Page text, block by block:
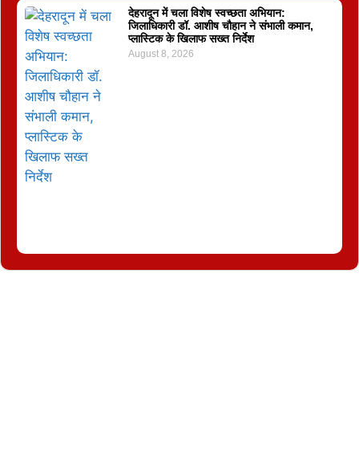
देहरादून में चला विशेष स्वच्छता अभियान:
जिलाधिकारी डॉ. आशीष चौहान ने संभाली कमान,
प्लास्टिक के खिलाफ सख्त निर्देश
August 8, 2026